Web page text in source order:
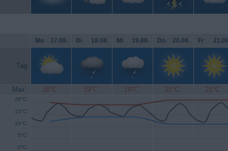
Mo. 17.08. Di. 18.08. Mi. 19.08. Do. 20.08. Fr.
Tag
Max. 20°C 19°C 19°C 21°C 21°C
0°C
5°C
10°C
15°C
20°C